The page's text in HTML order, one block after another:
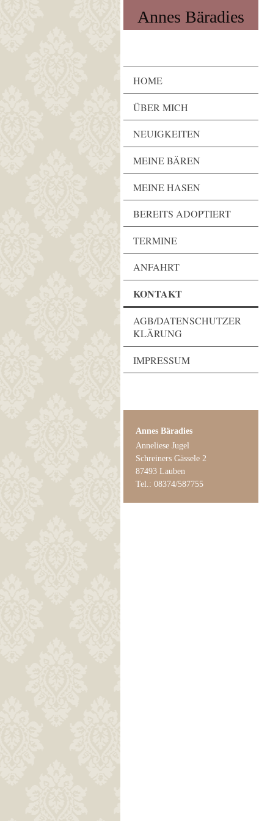
Annes Bäradies
HOME
ÜBER MICH
NEUIGKEITEN
MEINE BÄREN
MEINE HASEN
BEREITS ADOPTIERT
TERMINE
ANFAHRT
KONTAKT
AGB/DATENSCHUTZER
KLÄRUNG
IMPRESSUM
Annes Bäradies
Anneliese Jugel
Schreiners Gässele 2
87493 Lauben
Tel.: 08374/587755